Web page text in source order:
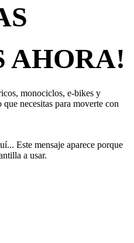
AHORA!
monociclos, e-bikes y
necesitas para moverte con
Este mensaje aparece porque
a usar.